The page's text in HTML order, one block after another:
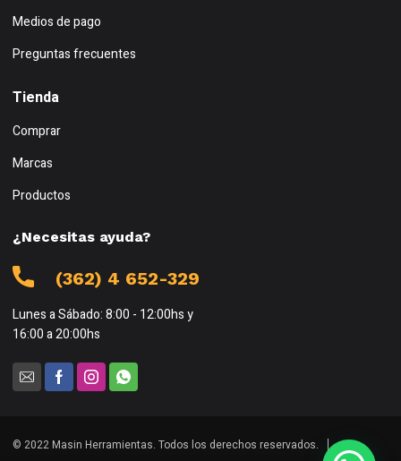
Medios de pago
Preguntas frecuentes
Tienda
Comprar
Marcas
Productos
¿Necesitas ayuda?
(362) 4 652-329
Lunes a Sábado: 8:00 - 12:00hs y
16:00 a 20:00hs
© 2022 Masin Herramientas. Todos los derechos reservados.